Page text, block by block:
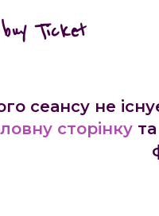
buy Ticket
сеансу не
сторінку